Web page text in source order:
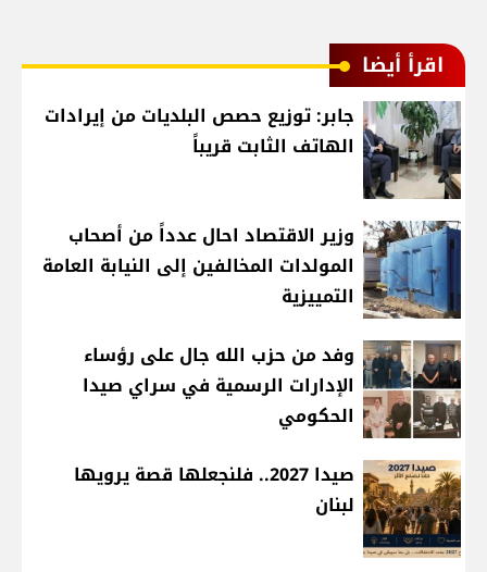
اقرأ أيضا
جابر: توزيع حصص البلديات من إيرادات
الهاتف الثابت قريباً
وزير الاقتصاد احال عدداً من أصحاب
المولدات المخالفين إلى النيابة العامة
التمييزية
وفد من حزب الله جال على رؤساء
الإدارات الرسمية في سراي صيدا
الحكومي
صيدا 2027.. فلنجعلها قصة يرويها
لبنان